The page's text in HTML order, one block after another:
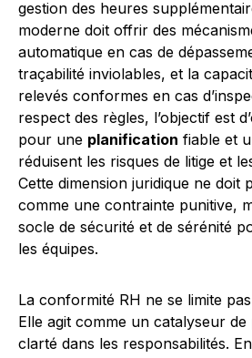
gestion des heures
moderne doit offrir des
automatique en cas de
traçabilité inviolables, et la
relevés conformes en cas
respect des règles, l’objectif est
pour une planification fiable et
réduisent les risques de litige et
Cette dimension juridique ne doit
comme une contrainte punitive,
socle de sécurité et de sérénité
les équipes.
La conformité RH ne se limite
Elle agit comme un catalyseur de
clarté dans les responsabilités.